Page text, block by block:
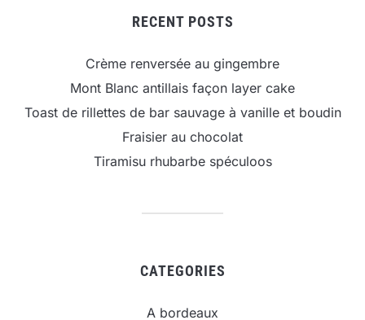
RECENT POSTS
Crème renversée au gingembre
Mont Blanc antillais façon layer cake
Toast de rillettes de bar sauvage à vanille et boudin
Fraisier au chocolat
Tiramisu rhubarbe spéculoos
CATEGORIES
A bordeaux